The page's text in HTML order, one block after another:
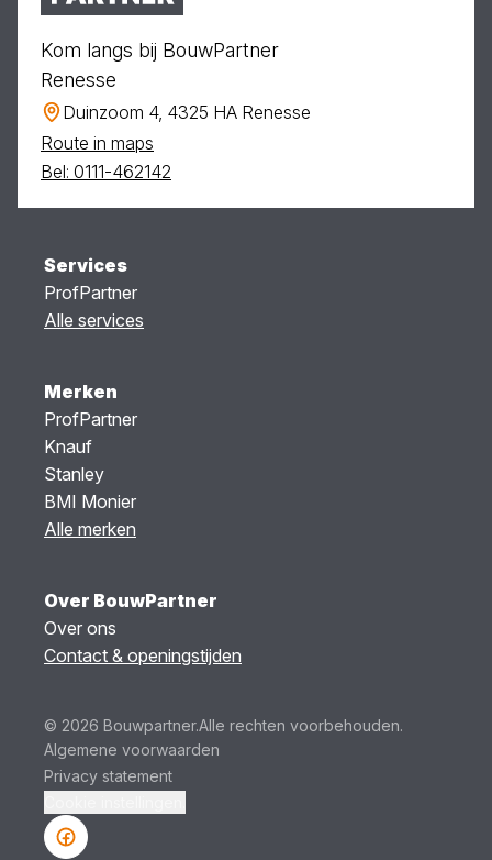
Kom langs bij BouwPartner
Renesse
Duinzoom 4, 4325 HA Renesse
Route in maps
Bel: 0111-462142
Services
ProfPartner
Alle services
Merken
ProfPartner
Knauf
Stanley
BMI Monier
Alle merken
Over BouwPartner
Over ons
Contact & openingstijden
© 2026 Bouwpartner.Alle rechten voorbehouden.
Algemene voorwaarden
Privacy statement